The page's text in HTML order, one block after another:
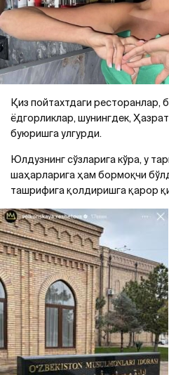
Қиз пойтахтдаги ресторанлар,
ёдгорликлар, шунингдек,
буюришга улгурди.
Юлдузнинг сўзларига кўра, у
шаҳарларига ҳам бормоқчи
ташрифига қолдиришга қарор